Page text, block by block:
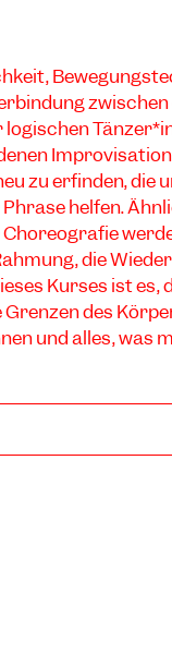
zu erfinden, die
helfen.
die
Kurses ist es,
Grenzen des
und alles, was